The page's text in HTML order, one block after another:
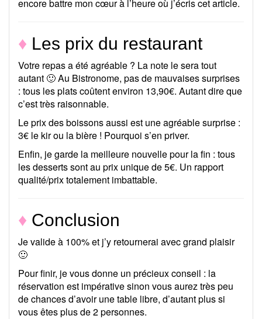
encore battre mon cœur à l’heure où j’écris cet article.
♦ Les prix du restaurant
Votre repas a été agréable ? La note le sera tout
autant 🙂 Au Bistronome, pas de mauvaises surprises
: tous les plats coûtent environ 13,90€. Autant dire que
c’est très raisonnable.
Le prix des boissons aussi est une agréable surprise :
3€ le kir ou la bière ! Pourquoi s’en priver.
Enfin, je garde la meilleure nouvelle pour la fin : tous
les desserts sont au prix unique de 5€. Un rapport
qualité/prix totalement imbattable.
♦ Conclusion
Je valide à 100% et j’y retournerai avec grand plaisir
🙂
Pour finir, je vous donne un précieux conseil : la
réservation est impérative sinon vous aurez très peu
de chances d’avoir une table libre, d’autant plus si
vous êtes plus de 2 personnes.